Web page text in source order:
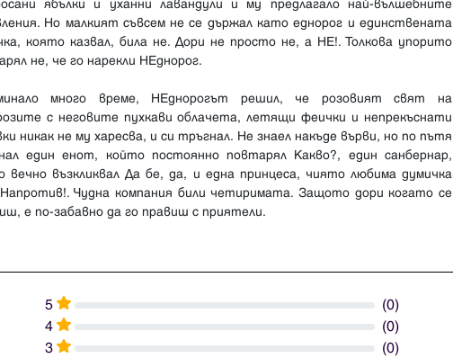
ябълки и уханни лавандули и му предлагало най-вълшебните
Но малкият съвсем не се държал като еднорог и единствената
която казвал, била не. Дори не просто не, а НЕ!. Толкова упорито
не, че го нарекли НЕднорог.
много време, НЕднорогът решил, че розовият свят на
с неговите пухкави облачета, летящи феички и непрекъснати
никак не му харесва, и си тръгнал. Не знаел накъде върви, но по пътя
един енот, който постоянно повтарял Какво?, един санбернар,
вечно възкликвал Да бе, да, и една принцеса, чиято любима думичка
Чудна компания били четиримата. Защото дори когато се
5
(0)
4
(0)
3
(0)